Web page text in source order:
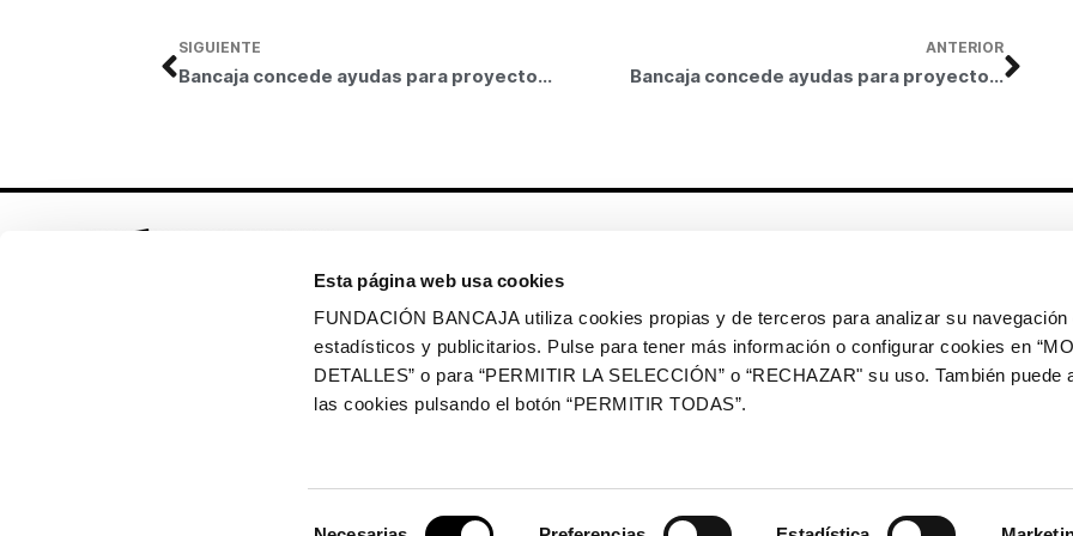
Esta página web usa cookies
FUNDACIÓN BANCAJA utiliza cookies propias y de terceros para analizar su navegación
estadísticos y publicitarios. Pulse para tener más información o configurar cookies en
DETALLES” o para “PERMITIR LA SELECCIÓN” o “RECHAZAR" su uso. También puede
las cookies pulsando el botón “PERMITIR TODAS”.
ANTERIOR
Bancaja concede ayudas para proyectos socio-asistenciales en Alicante y Albacete
SIGUIENTE
Bancaja concede ayudas para proyectos socio-asistenciales en Baleares y Canarias
Colección de arte
Solicitud de imágenes de la
colección de arte
Publicaciones